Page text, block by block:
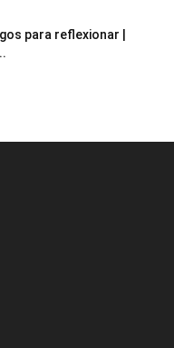
para reflexionar |